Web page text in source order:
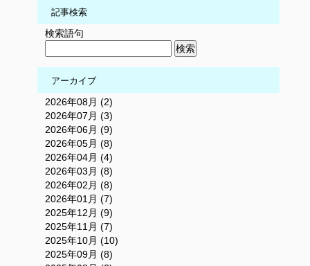
記事検索
検索語句
アーカイブ
2026年08月 (2)
2026年07月 (3)
2026年06月 (9)
2026年05月 (8)
2026年04月 (4)
2026年03月 (8)
2026年02月 (8)
2026年01月 (7)
2025年12月 (9)
2025年11月 (7)
2025年10月 (10)
2025年09月 (8)